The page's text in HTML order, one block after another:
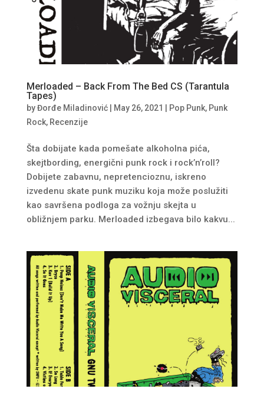
Merloaded – Back From The Bed CS (Tarantula
Tapes)
byĐorđe Miladinović| May 26, 2021 Pop Punk, Punk
Rock, Recenzije
Šta dobijate kada pomešate alkoholna pića,
skejtbording, energični punk rock i rock’n’roll?
Dobijete zabavnu, nepretencioznu, iskreno
izvedenu skate punk muziku koja može poslužiti
kao savršena podloga za vožnju skejta u
obližnjem parku. Merloaded izbegava bilo kakvu...